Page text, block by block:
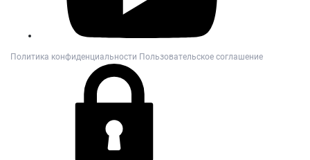
Политика конфиденциальности Пользовательское соглашение